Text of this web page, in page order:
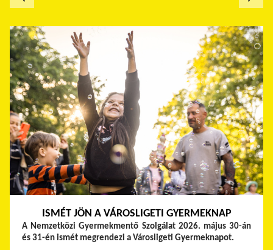
ISMÉT JÖN A VÁROSLIGETI GYERMEKNAP
A Nemzetközi Gyermekmentő Szolgálat 2026. május 30-án
és 31-én ismét megrendezi a Városligeti Gyermeknapot.